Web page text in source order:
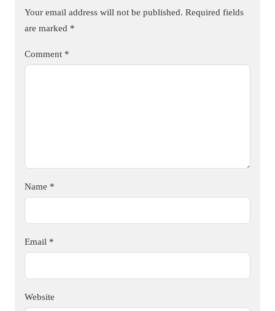
Your email address will not be published. Required fields
are marked *
Comment *
Name *
Email *
Website